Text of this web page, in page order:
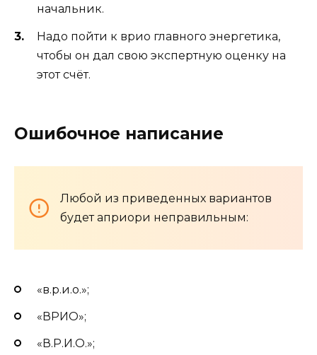
начальник.
Надо пойти к врио главного энергетика,
чтобы он дал свою экспертную оценку на
этот счёт.
Ошибочное написание
Любой из приведенных вариантов
будет априори неправильным:
«в.р.и.о.»;
«ВРИО»;
«В.Р.И.О.»;